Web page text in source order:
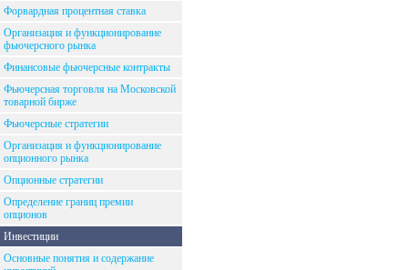
Форвардная процентная ставка
Организация и функционирование
фьючерсного рынка
Финансовые фьючерсные контракты
Фьючерсная торговля на Московской
товарной бирже
Фьючерсные стратегии
Организация и функционирование
опционного рынка
Опционные стратегии
Определение границ премии
опционов
Инвестиции
Основные понятия и содержание